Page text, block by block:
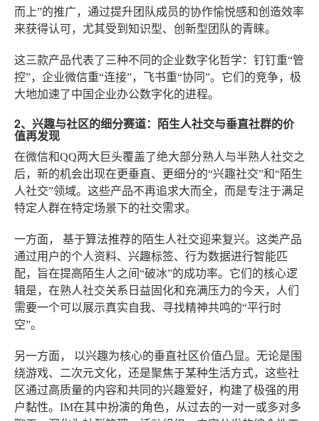
而上”的推广，通过提升团队成员的协作愉悦感和创造效率
来获得认可，尤其受到知识型、创新型团队的青睐。
这三款产品代表了三种不同的企业数字化哲学：钉钉重“管
控”，企业微信重“连接”，飞书重“协同”。它们的竞争，极
大地加速了中国企业办公数字化的进程。
2、兴趣与社区的细分赛道：陌生人社交与垂直社群的价
值再发现
在微信和QQ两大巨头覆盖了绝大部分熟人与半熟人社交之
后，新的机会出现在更垂直、更细分的“兴趣社交”和“陌生
人社交”领域。这些产品不再追求大而全，而是专注于满足
特定人群在特定场景下的社交需求。
一方面， 基于算法推荐的陌生人社交迎来复兴。这类产品
通过用户的个人资料、兴趣标签、行为数据进行智能匹
配，旨在提高陌生人之间“破冰”的成功率。它们的核心逻
辑是，在熟人社交关系日益固化和充满压力的今天，人们
需要一个可以展示真实自我、寻找精神共鸣的“平行时
空”。
另一方面， 以兴趣为核心的垂直社区价值凸显。无论是围
绕游戏、二次元文化，还是聚焦于某种生活方式，这些社
区通过高质量的内容和共同的兴趣爱好，构建了极强的用
户黏性。IM在其中扮演的角色，从过去的一对一或多对多